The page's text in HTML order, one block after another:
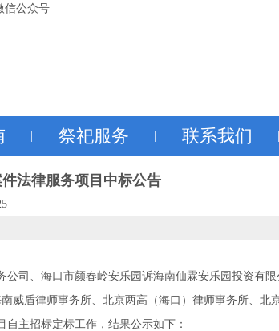
信公众号
祭祀服务 联系我们
法律服务项目中标公告
司、海口市颜春岭安乐园诉海南仙霖安乐园投资有
威盾律师事务所、北京两高（海口）律师事务所、北
主招标定标工作，结果公示如下：